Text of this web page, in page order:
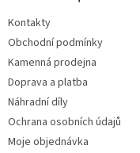
Kontakty
Obchodní podmínky
Kamenná prodejna
Doprava a platba
Náhradní díly
Ochrana osobních údajů
Moje objednávka